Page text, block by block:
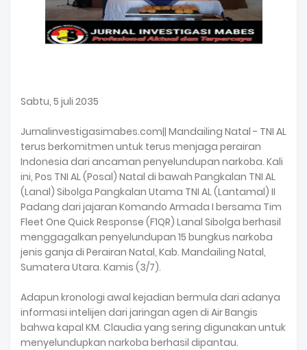
Sabtu, 5 juli 2035
Jurnalinvestigasimabes.com|| Mandailing Natal - TNI AL
terus berkomitmen untuk terus menjaga perairan
Indonesia dari ancaman penyelundupan narkoba. Kali
ini, Pos TNI AL (Posal) Natal di bawah Pangkalan TNI AL
(Lanal) Sibolga Pangkalan Utama TNI AL (Lantamal) II
Padang dari jajaran Komando Armada I bersama Tim
Fleet One Quick Response (F1QR) Lanal Sibolga berhasil
menggagalkan penyelundupan 15 bungkus narkoba
jenis ganja di Perairan Natal, Kab. Mandailing Natal,
Sumatera Utara. Kamis (3/7).
Adapun kronologi awal kejadian bermula dari adanya
informasi intelijen dari jaringan agen di Air Bangis
bahwa kapal KM. Claudia yang sering digunakan untuk
menyelundupkan narkoba berhasil dipantau.